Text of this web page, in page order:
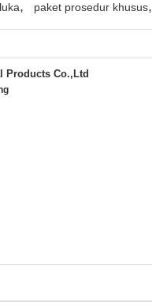
, paket prosedur khusus,
Products Co.,Ltd